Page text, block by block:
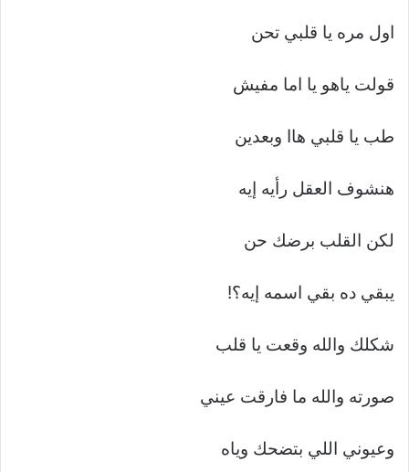
اول مره يا قلبي تحن
قولت ياهو يا اما مفيش
طب يا قلبي هاا وبعدين
هنشوف العقل رأيه إيه
لكن القلب برضك حن
يبقي ده بقي اسمه إيه؟!
شكلك والله وقعت يا قلب
صورته والله ما فارقت عيني
وعيوني اللي بتضحك وياه